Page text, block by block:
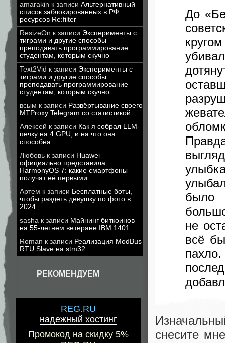
amarakin к записи Альтернативный
список заблокированных в РФ
ресурсов Re:filter
ResizeOn к записи Эксперименты с
тиграми и другие способы
преподавать программирование
студентам, которым скучно
Text2Vid к записи Эксперименты с
тиграми и другие способы
преподавать программирование
студентам, которым скучно
всым к записи Развёртывание своего
MTProxy Telegram со статистикой
Алексей к записи Как я собрал LLM-
печку на 4 GPU, и на что она
способна
Любовь к записи Huawei
официально представила
HarmonyOS 7: какие смартфоны
получат её первыми
Артем к записи Бесплатные боты,
чтобы раздеть девушку по фото в
2024
sasha к записи Майнинг биткоинов
на 55-летнем ветеране IBM 1401
Roman к записи Реализация ModBus
RTU Slave на stm32
РЕКОМЕНДУЕМ
REG.RU
надежный хостинг
Промокод на скидку 5%
До
было
не
всё
снесите